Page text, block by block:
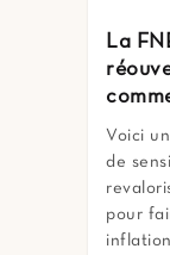
La
Voici
de
pour